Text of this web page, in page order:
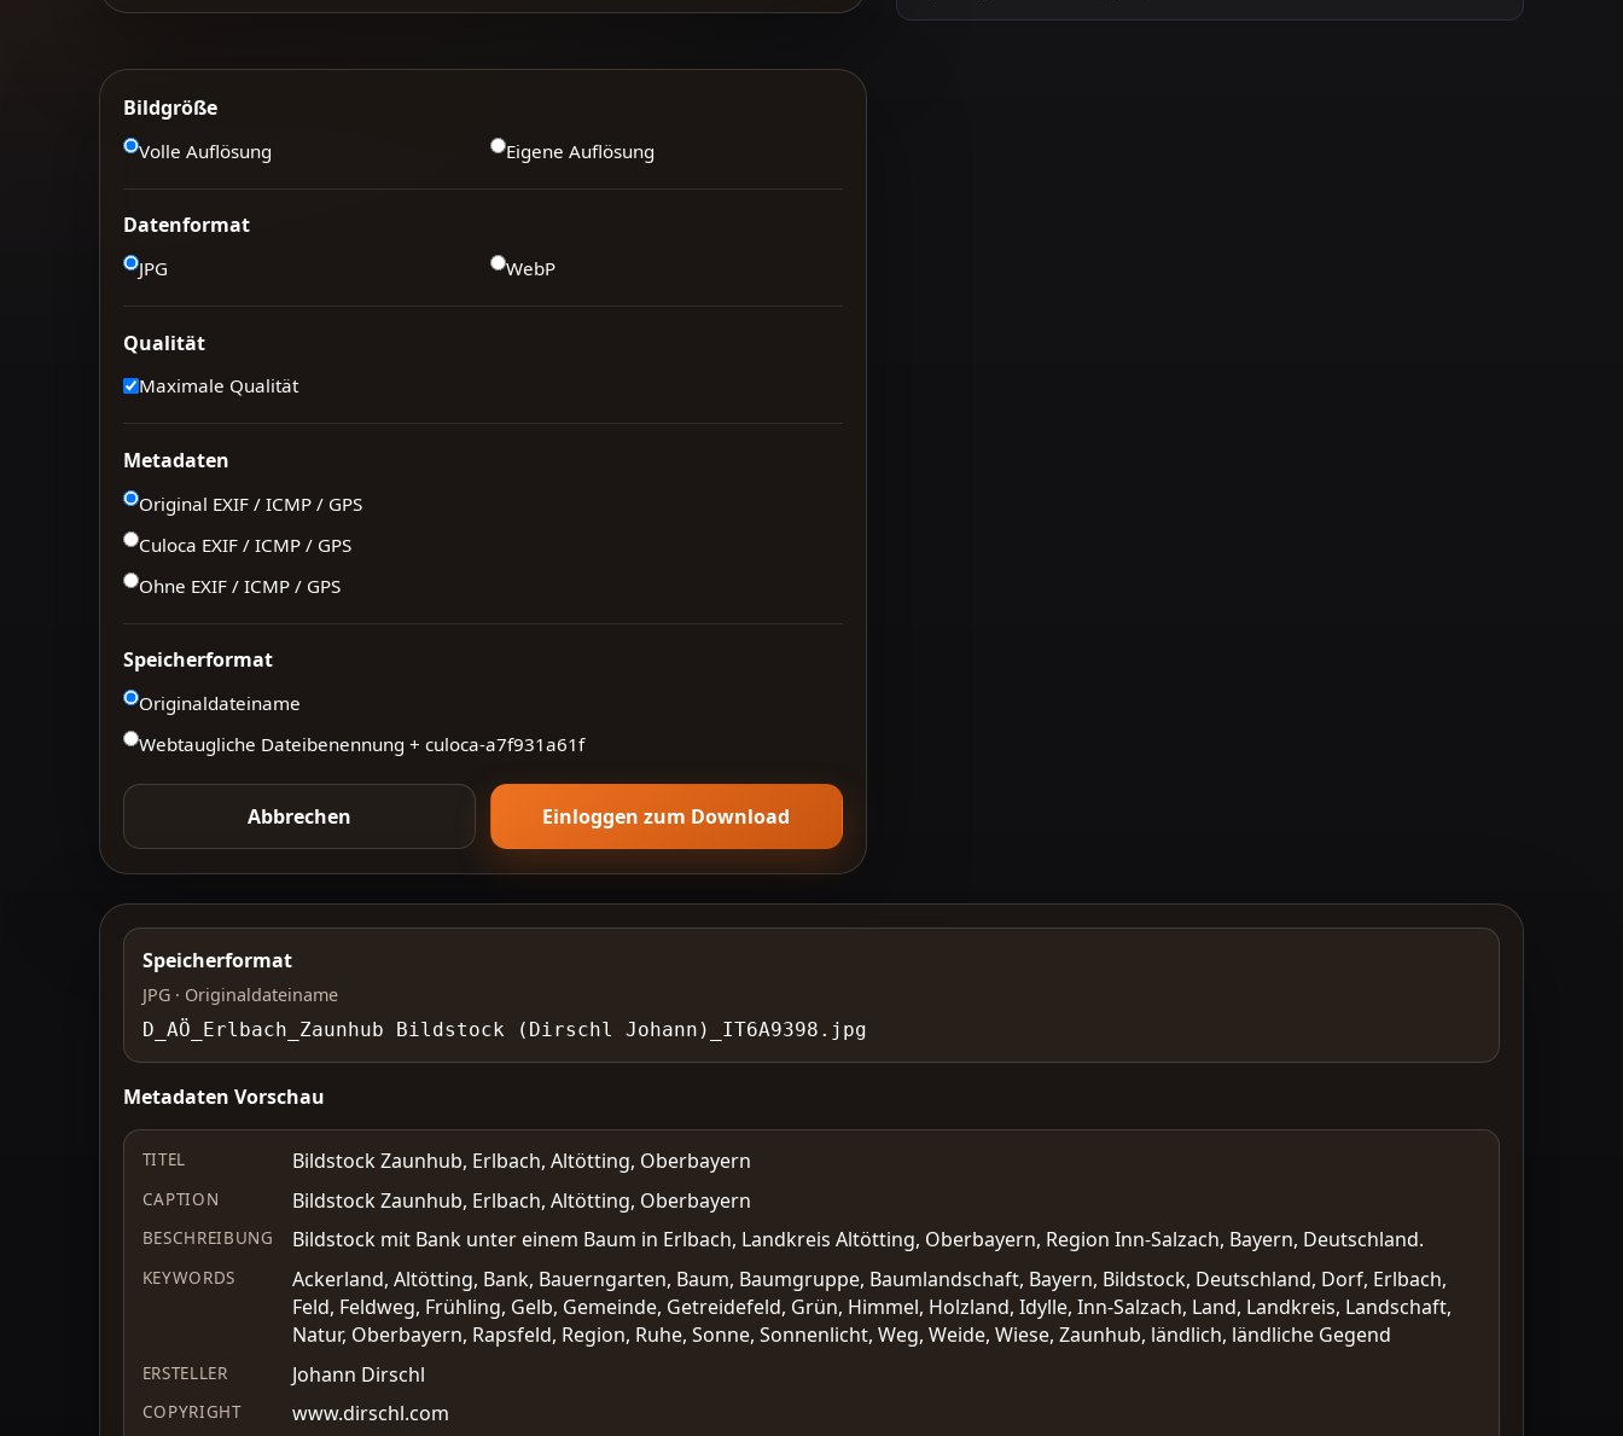
Bildgröße
Volle Auflösung Eigene Auflösung
Datenformat
JPG WebP
Qualität
Maximale Qualität
Metadaten
Original EXIF / ICMP / GPS
Culoca EXIF / ICMP / GPS
Ohne EXIF / ICMP / GPS
Speicherformat
Originaldateiname
Webtaugliche Dateibenennung + culoca-a7f931a61f
Abbrechen Einloggen zum Download
Speicherformat
JPG · Originaldateiname
D_AÖ_Erlbach_Zaunhub Bildstock (Dirschl Johann)_IT6A9398.jpg
Metadaten Vorschau
TITEL Bildstock Zaunhub, Erlbach, Altötting, Oberbayern
CAPTION Bildstock Zaunhub, Erlbach, Altötting, Oberbayern
BESCHREIBUNG Bildstock mit Bank unter einem Baum in Erlbach, Landkreis Altötting, Oberbayern, Region Inn-Salzach, Bayern, Deutschland.
KEYWORDS
Ackerland, Altötting, Bank, Bauerngarten, Baum, Baumgruppe, Baumlandschaft, Bayern, Bildstock, Deutschland, Dorf, Erlbach,
Feld, Feldweg, Frühling, Gelb, Gemeinde, Getreidefeld, Grün, Himmel, Holzland, Idylle, Inn-Salzach, Land, Landkreis, Landschaft,
Natur, Oberbayern, Rapsfeld, Region, Ruhe, Sonne, Sonnenlicht, Weg, Weide, Wiese, Zaunhub, ländlich, ländliche Gegend
ERSTELLER Johann Dirschl
COPYRIGHT www.dirschl.com